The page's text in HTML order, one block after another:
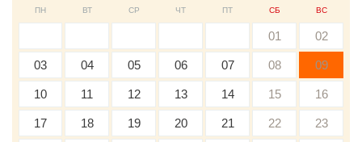
ПН ВТ СР ЧТ ПТ СБ ВС
01 02
03 04 05 06 07 08 09
10 11 12 13 14 15 16
17 18 19 20 21 22 23